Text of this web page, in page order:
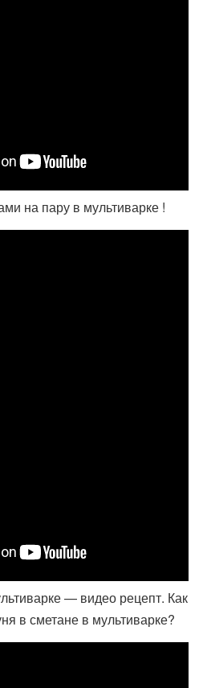
на пару в мультиварке !
— видео рецепт. Как
в сметане в мультиварке?